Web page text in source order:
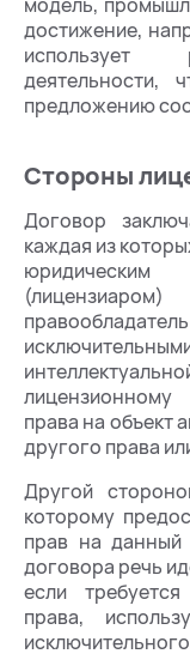
достижение,
использует
деятельности,
предложению
Стороны
Договор
каждая из
права на объект
другого права
Другой
которому
прав на данный
договора речь
если
права,